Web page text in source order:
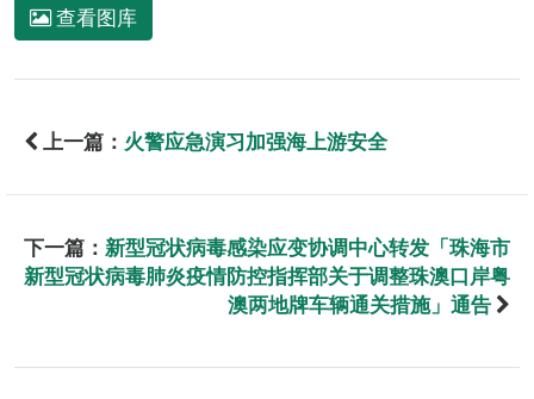
查看图库
上一篇： 火警应急演习加强海上游安全
下一篇： 新型冠状病毒感染应变协调中心转发「珠海市
新型冠状病毒肺炎疫情防控指挥部关于调整珠澳口岸粤
澳两地牌车辆通关措施」通告